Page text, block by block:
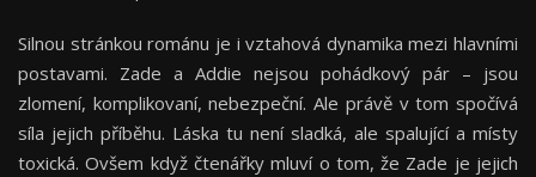
Silnou stránkou románu je i vztahová dynamika mezi hlavními
postavami. Zade a Addie nejsou pohádkový pár – jsou
zlomení, komplikovaní, nebezpeční. Ale právě v tom spočívá
síla jejich příběhu. Láska tu není sladká, ale spalující a místy
toxická. Ovšem když čtenářky mluví o tom, že Zade je jejich